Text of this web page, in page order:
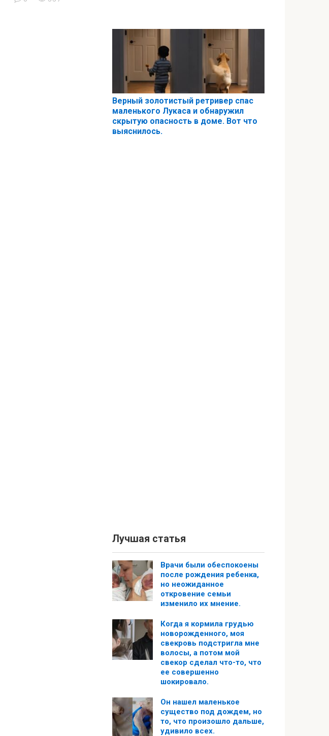
Верный золотистый ретривер спас
маленького Лукаса и обнаружил
скрытую опасность в доме. Вот что
выяснилось.
Лучшая статья
Врачи были обеспокоены
после рождения ребенка,
но неожиданное
откровение семьи
изменило их мнение.
Когда я кормила грудью
новорожденного, моя
свекровь подстригла мне
волосы, а потом мой
свекор сделал что-то, что
ее совершенно
шокировало.
Он нашел маленькое
существо под дождем, но
то, что произошло дальше,
удивило всех.